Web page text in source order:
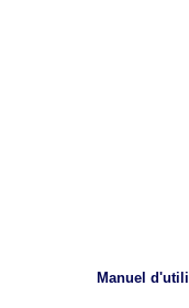
Manuel